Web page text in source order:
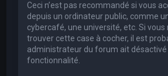
Ceci n’est pas recommandé si vous
depuis un ordinateur public, comme
cybercafé, une université, etc. Si vous
trouver cette case à cocher, il est
administrateur du forum ait
fonctionnalité.